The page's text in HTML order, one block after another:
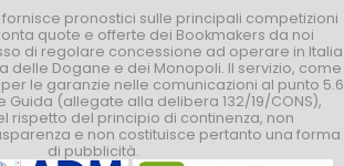
pronostici sulle principali competizioni
quote e offerte dei Bookmakers da noi
di regolare concessione ad operare in Italia
delle Dogane e dei Monopoli. Il servizio, come
le garanzie nelle comunicazioni al punto 5.6
Guida (allegate alla delibera 132/19/CONS),
rispetto del principio di continenza, non
e non costituisce pertanto una forma
di pubblicità.